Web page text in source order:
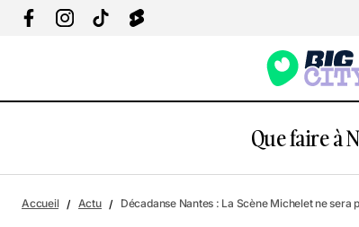
Que faire à
Nouvel an chinois : Danse du dragon et
animations à Nantes
Actu
Accueil Actu Décadanse Nantes : La Scène Michelet ne sera